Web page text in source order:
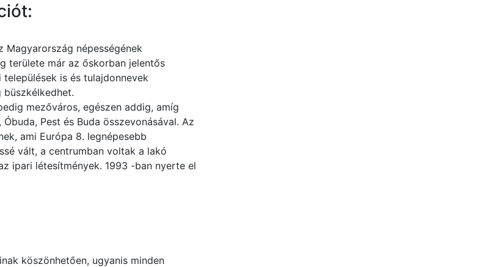
Magyarország népességének
területe már az őskorban jelentős
is és tulajdonnevek
mezőváros, egészen addig, amíg
Pest és Buda összevonásával. Az
ami Európa 8. legnépesebb
vált, a centrumban voltak a lakó
ipari létesítmények. 1993 -ban nyerte el
köszönhetően, ugyanis minden